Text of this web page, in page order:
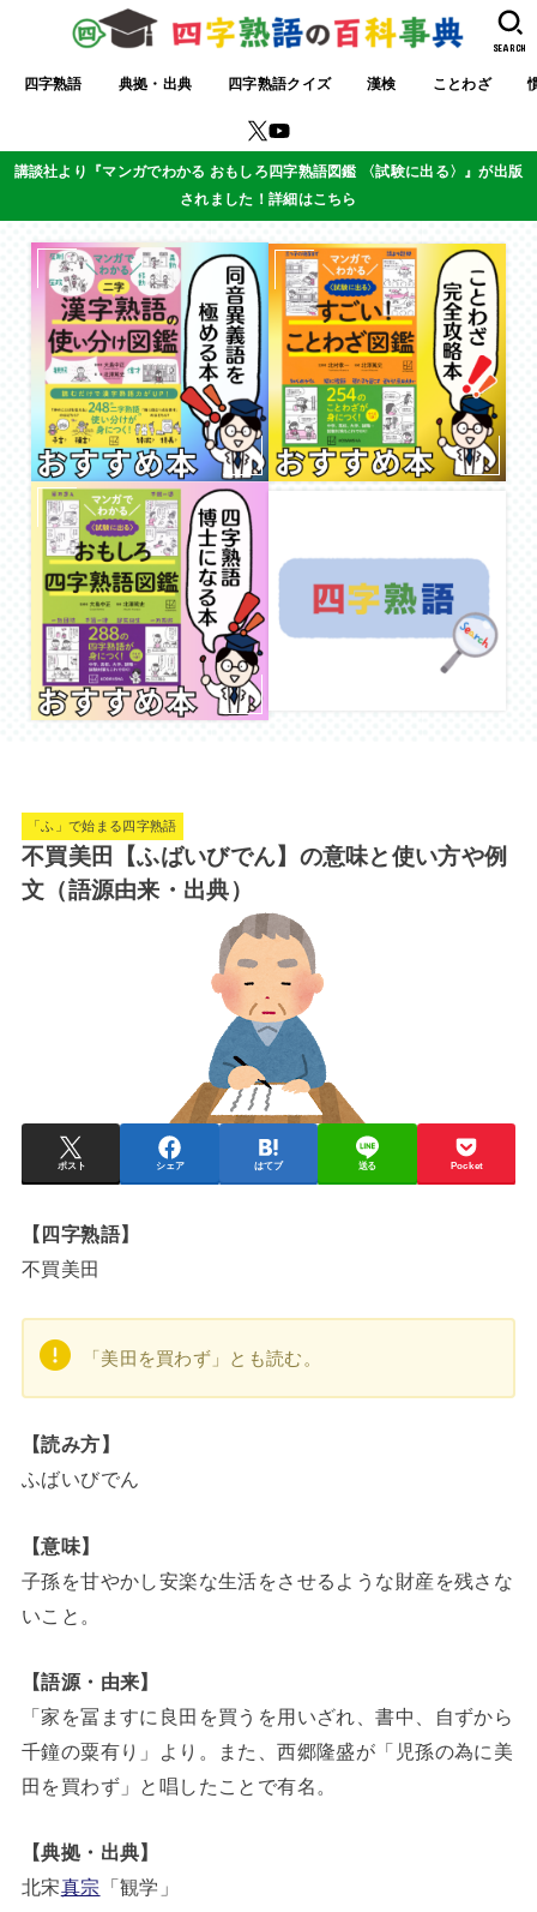
四字熟語 典拠・出典 四字熟語クイズ 漢検 ことわざ
SEARCH
講談社より『マンガでわかる おもしろ四字熟語図鑑 〈試験に出る〉』が出版
されました！詳細はこちら
「ふ」で始まる四字熟語
不買美田【ふばいびでん】の意味と使い方や例
文（語源由来・出典）
ポスト シェア はてブ 送る Pocket
【四字熟語】
不買美田
「美田を買わず」とも読む。
【読み方】
ふばいびでん
【意味】
子孫を甘やかし安楽な生活をさせるような財産を残さな
いこと。
【語源・由来】
「家を冨ますに良田を買うを用いざれ、書中、自ずから
千鐘の粟有り」より。また、西郷隆盛が「児孫の為に美
田を買わず」と唱したことで有名。
【典拠・出典】
北宋真宗 「観学」